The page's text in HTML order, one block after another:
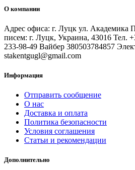
О компании
Адрес офиса: г. Луцк ул. Академика
писем: г. Луцк, Украина, 43016 Тел.
233-98-49 Вайбер 380503784857
stakentgugl@gmail.com
Информация
Отправить сообщение
О нас
Доставка и оплата
Политика безопасности
Условия соглашения
Статьи и рекомендации
Дополнительно